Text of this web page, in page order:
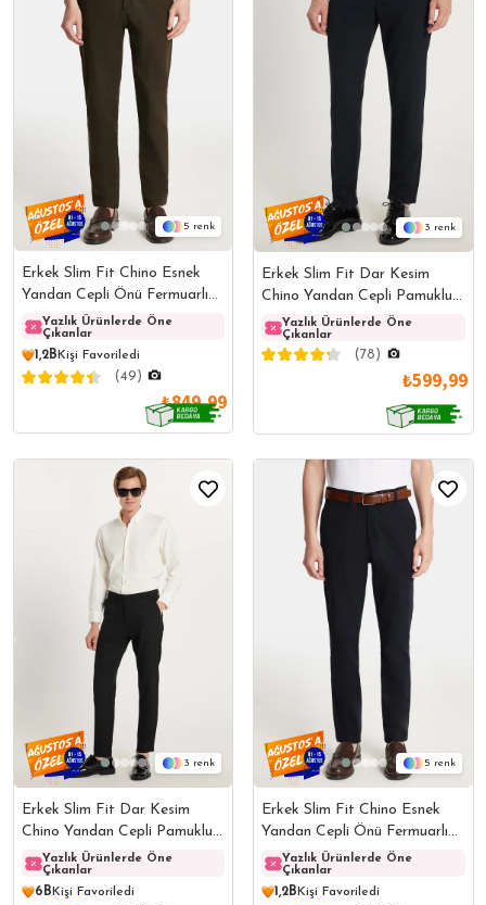
5
Erkek Slim Fit Chino Esnek
Yandan Cepli Önü Fermuarlı
Pamuklu Dokulu Haki
Pantolon
Yazlık Ürünlerde Öne
Çıkanlar
Yazlık Ürünlerde Öne
Çıkanlar
1,2BKişi Favoriledi
(49)
₺849,99
3
Erkek Slim Fit Dar Kesim
Chino Yandan Cepli Pamuklu
Lacivert Pantolon
Yazlık Ürünlerde Öne
Çıkanlar
(78)
₺599,99
3
Erkek Slim Fit Dar Kesim
Chino Yandan Cepli Pamuklu
Siyah Pantolon
Yazlık Ürünlerde Öne
Çıkanlar
Yazlık Ürünlerde Öne
Çıkanlar
6B Kişi Favoriledi
5
Erkek Slim Fit Chino Esnek
Yandan Cepli Önü Fermuarlı
Pamuklu Dokulu Lacivert
Pantolon
Yazlık Ürünlerde Öne
Çıkanlar
1,2B Kişi Favoriledi